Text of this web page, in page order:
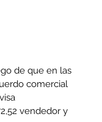
de que en las
comercial
vendedor y